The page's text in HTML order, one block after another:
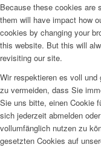
Because these cookies are
them will have impact how
cookies by changing your
this website. But this will
revisiting our site.
Wir respektieren es voll
zu vermeiden, dass Sie
Sie uns bitte, einen Cookie
sich jederzeit abmelden
vollumfänglich nutzen zu
gesetzten Cookies auf